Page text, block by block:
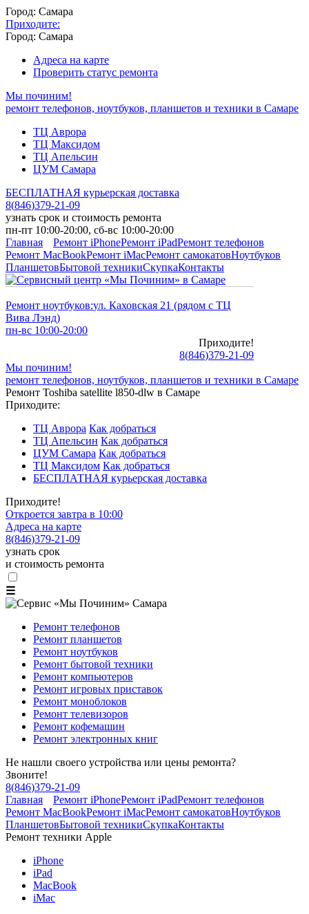
Город: Самара
Приходите:
Город: Самара
Адреса на карте
Проверить статус ремонта
Мы починим!
ремонт телефонов, ноутбуков, планшетов и техники в Самаре
ТЦ Аврора
ТЦ Максидом
ТЦ Апельсин
ЦУМ Самара
БЕСПЛАТНАЯ курьерская доставка
8(846)379-21-09
узнать срок и стоимость ремонта
пн-пт 10:00-20:00, сб-вс 10:00-20:00
Главная
Ремонт iPhoneРемонт iPadРемонт телефонов
Ремонт MacBookРемонт iMacРемонт самокатовНоутбуков
ПланшетовБытовой техникиСкупкаКонтакты
Ремонт ноутбуков:ул. Каховская 21 (рядом с ТЦ
Вива Лэнд)
пн-вс 10:00-20:00
Приходите!
8(846)379-21-09
Мы починим!
ремонт телефонов, ноутбуков, планшетов и техники в Самаре
Ремонт Toshiba satellite l850-dlw в Самаре
Приходите:
ТЦ Аврора Как добраться
ТЦ Апельсин Как добраться
ЦУМ Самара Как добраться
ТЦ Максидом Как добраться
БЕСПЛАТНАЯ курьерская доставка
Приходите!
Откроется завтра в 10:00
Адреса на карте
8(846)379-21-09
узнать срок
и стоимость ремонта
☰
Ремонт телефонов
Ремонт планшетов
Ремонт ноутбуков
Ремонт бытовой техники
Ремонт компьютеров
Ремонт игровых приставок
Ремонт моноблоков
Ремонт телевизоров
Ремонт кофемашин
Ремонт электронных книг
Не нашли своего устройства или цены ремонта?
Звоните!
8(846)379-21-09
Главная
Ремонт iPhoneРемонт iPadРемонт телефонов
Ремонт MacBookРемонт iMacРемонт самокатовНоутбуков
ПланшетовБытовой техникиСкупкаКонтакты
Ремонт техники Apple
iPhone
iPad
MacBook
iMac